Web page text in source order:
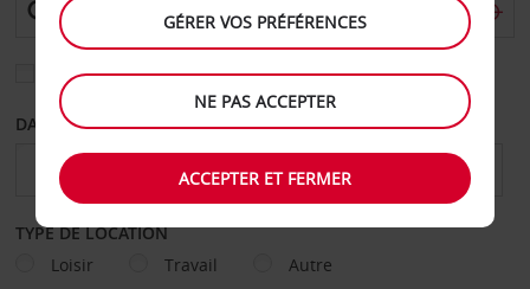
Sélectionnez une autre agence de retour
DATE DE DÉPART DATE DE RETOUR
TYPE DE LOCATION
Loisir
Travail Autre
GÉRER VOS PRÉFÉRENCES
NE PAS ACCEPTER
ACCEPTER ET FERMER